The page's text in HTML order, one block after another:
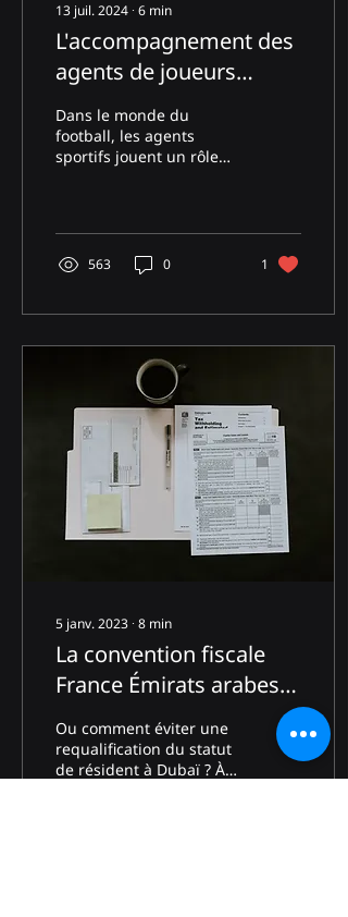
13 juil. 2024 ∙ 6 min
L'accompagnement des
agents de joueurs
football à Dubai -
Nouvelle Licence FIFA
Dans le monde du
football, les agents
sportifs jouent un rôle
contrats...
563 0 1
5 janv. 2023 ∙ 8 min
La convention fiscale
France Émirats arabes
unis
Ou comment éviter une
requalification du statut
de résident à Dubaï ? À